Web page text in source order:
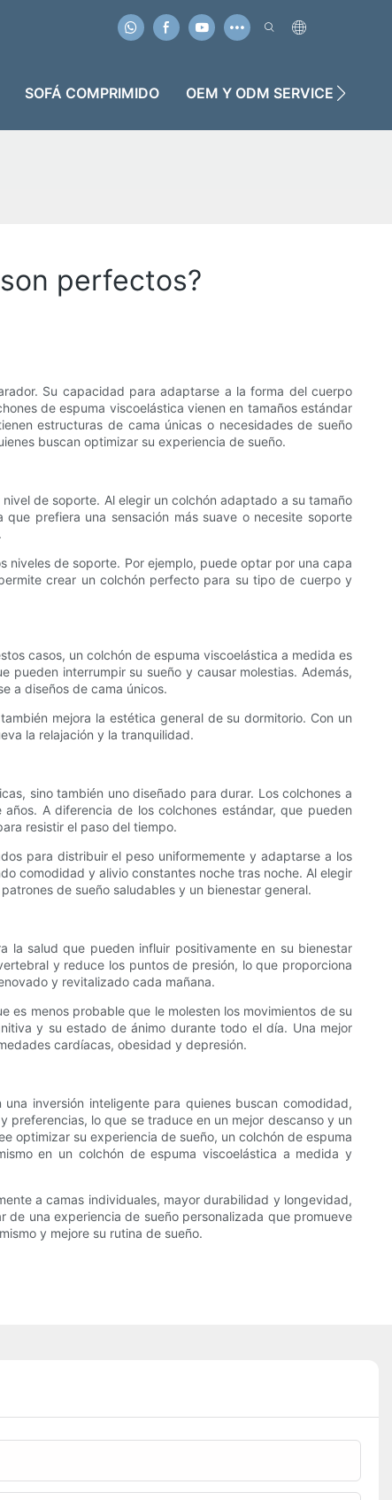
SOFÁ COMPRIMIDO OEM Y ODM SERVICE
perfectos?
Su capacidad para adaptarse a la forma del cuerpo
de espuma viscoelástica vienen en tamaños estándar
estructuras de cama únicas o necesidades de sueño
buscan optimizar su experiencia de sueño.
de soporte. Al elegir un colchón adaptado a su tamaño
prefiera una sensación más suave o necesite soporte
niveles de soporte. Por ejemplo, puede optar por una capa
crear un colchón perfecto para su tipo de cuerpo y
casos, un colchón de espuma viscoelástica a medida es
pueden interrumpir su sueño y causar molestias. Además,
a diseños de cama únicos.
mejora la estética general de su dormitorio. Con un
la relajación y la tranquilidad.
sino también uno diseñado para durar. Los colchones a
A diferencia de los colchones estándar, que pueden
resistir el paso del tiempo.
para distribuir el peso uniformemente y adaptarse a los
comodidad y alivio constantes noche tras noche. Al elegir
de sueño saludables y un bienestar general.
la salud que pueden influir positivamente en su bienestar
y reduce los puntos de presión, lo que proporciona
y revitalizado cada mañana.
es menos probable que le molesten los movimientos de su
y su estado de ánimo durante todo el día. Una mejor
cardíacas, obesidad y depresión.
inversión inteligente para quienes buscan comodidad,
lo que se traduce en un mejor descanso y un
optimizar su experiencia de sueño, un colchón de espuma
en un colchón de espuma viscoelástica a medida y
a camas individuales, mayor durabilidad y longevidad,
una experiencia de sueño personalizada que promueve
y mejore su rutina de sueño.